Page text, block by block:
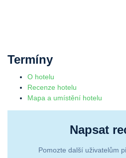
Termíny
O hotelu
Recenze hotelu
Mapa a umístění hotelu
Napsat
Pomozte další uživatelům